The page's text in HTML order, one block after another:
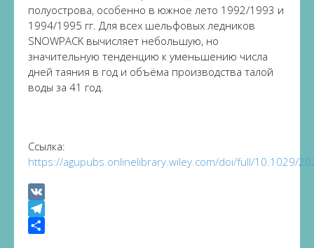
полуострова, особенно в южное лето 1992/1993 и
1994/1995 гг. Для всех шельфовых ледников
SNOWPACK вычисляет небольшую, но
значительную тенденцию к уменьшению числа
дней таяния в год и объёма производства талой
воды за 41 год.
Ссылка:
https://agupubs.onlinelibrary.wiley.com/doi/full/10.1029/
VK
Telegram